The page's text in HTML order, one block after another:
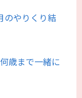
のやりくり結
歳まで一緒に